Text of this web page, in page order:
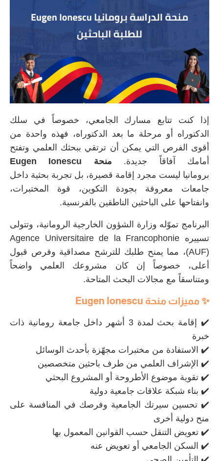
إذا كنت تتابع مسارك الجامعي، خصوصاً في سلك
الدكتوراه أو مرحلة ما بعد الدكتوراه، فهذه واحدة من
أقوى الفرص التي يمكن أن ترتقي ببحثك العلمي وتفتح
أمامك آفاقاً جديدة. منحة Eugen Ionescu
برومانيا ليست مجرد إقامة قصيرة، بل تجربة بحثية داخل
جامعات معروفة بجودة التكوين، قوة المختبرات،
وانفتاحها على الباحثين الناطقين بالفرنسية.
البرنامج تموّله وزارة الشؤون الخارجية الرومانية، وتتولى
تسييره Agence Universitaire de la Francophonie
(AUF)، مما يمنح طلبك للترشح مصداقية وفرص قبول
أعلى، خصوصاً إن كان مشروعك العلمي واضحاً
ومتناسقاً مع مجالات البحث المتاحة.
✨ مميزات منحة Eugen Ionescu
✔️ إقامة بحث لمدة 3 أشهر داخل جامعة رومانية ذات
خبرة
✔️ الاستفادة من مختبرات مجهّزة بأحدث الوسائل
✔️ الإشراف العلمي من طرف باحثين متخصصين
✔️ تقوية موضوع الأطروحة أو المشروع البحثي
✔️ بناء شبكة علاقات جامعية دولية
✔️ تحسين سيرتك الجامعية وفرصك في المنافسة على
منح دولية أخرى
✔️ تعويض التنقل حسب القوانين المعمول بها
✔️ السكن الجامعي أو تعويض عنه